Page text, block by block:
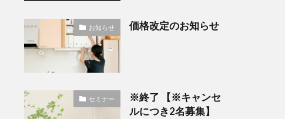
お知らせ 価格改定のお知らせ
セミナー
※終了 【※キャンセ
ルにつき2名募集】